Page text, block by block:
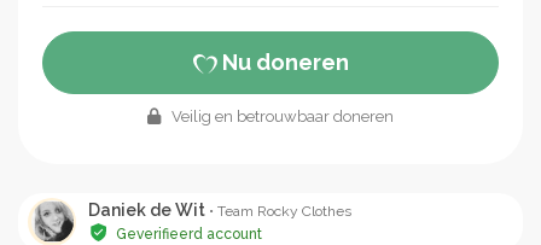
Nu doneren
Veilig en betrouwbaar doneren
Daniek de Wit • Team Rocky Clothes
Geverifieerd account